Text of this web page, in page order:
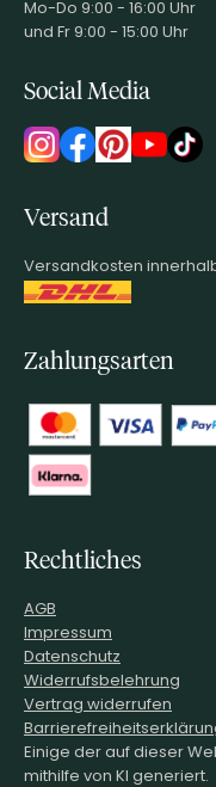
Mo-Do 9:00 - 16:00 Uhr
und Fr 9:00 - 15:00 Uhr
Social Media
Versand
Versandkosten
Zahlungsarten
Rechtliches
AGB
Impressum
Datenschutz
Widerrufsbelehrung
Vertrag widerrufen
Einige der auf dieser
mithilfe von KI generiert.